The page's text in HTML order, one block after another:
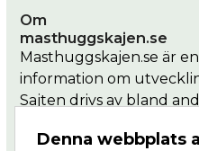
Denna webbplats
Om
masthuggskajen.se
Masthuggskajen.se är
information om
Sajten drivs av bland